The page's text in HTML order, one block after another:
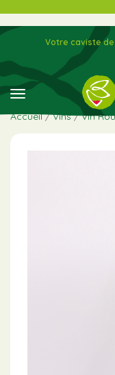
toggle
Votre caviste
Accueil/Vins/Vin